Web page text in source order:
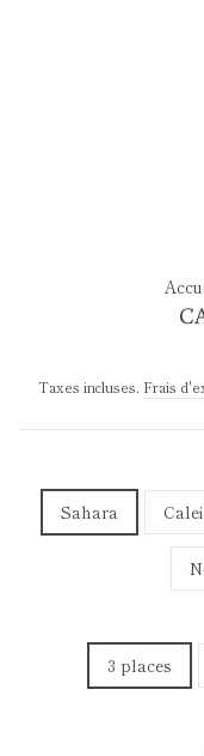
Taxes incluses. Frais
Sahara
3 places